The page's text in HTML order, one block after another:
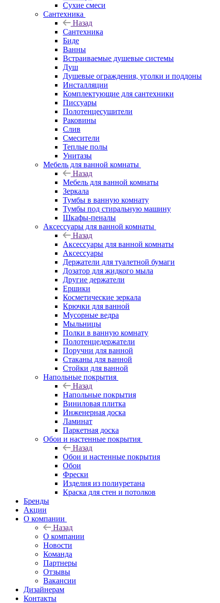
Сухие смеси
Сантехника
Назад
Сантехника
Биде
Ванны
Встраиваемые душевые системы
Душ
Душевые ограждения, уголки и поддоны
Инсталляции
Комплектующие для сантехники
Писсуары
Полотенцесушители
Раковины
Слив
Смесители
Теплые полы
Унитазы
Мебель для ванной комнаты
Назад
Мебель для ванной комнаты
Зеркала
Тумбы в ванную комнату
Тумбы под стиральную машину
Шкафы-пеналы
Аксессуары для ванной комнаты
Назад
Аксессуары для ванной комнаты
Аксессуары
Держатели для туалетной бумаги
Дозатор для жидкого мыла
Другие держатели
Ершики
Косметические зеркала
Крючки для ванной
Мусорные ведра
Мыльницы
Полки в ванную комнату
Полотенцедержатели
Поручни для ванной
Стаканы для ванной
Стойки для ванной
Напольные покрытия
Назад
Напольные покрытия
Виниловая плитка
Инженерная доска
Ламинат
Паркетная доска
Обои и настенные покрытия
Назад
Обои и настенные покрытия
Обои
Фрески
Изделия из полиуретана
Краска для стен и потолков
Бренды
Акции
О компании
Назад
О компании
Новости
Команда
Партнеры
Отзывы
Вакансии
Дизайнерам
Контакты